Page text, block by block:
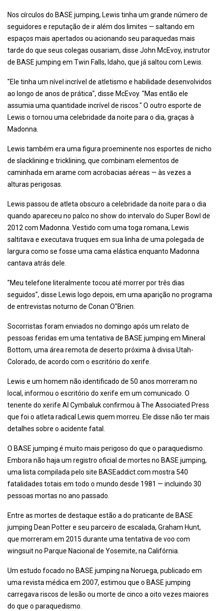
Nos círculos do BASE jumping, Lewis tinha um grande número de
seguidores e reputação de ir além dos limites — saltando em
espaços mais apertados ou acionando seu paraquedas mais
tarde do que seus colegas ousariam, disse John McEvoy, instrutor
de BASE jumping em Twin Falls, Idaho, que já saltou com Lewis.
"Ele tinha um nível incrível de atletismo e habilidade desenvolvidos
ao longo de anos de prática", disse McEvoy. "Mas então ele
assumia uma quantidade incrível de riscos." O outro esporte de
Lewis o tornou uma celebridade da noite para o dia, graças à
Madonna.
Lewis também era uma figura proeminente nos esportes de nicho
de slacklining e tricklining, que combinam elementos de
caminhada em arame com acrobacias aéreas — às vezes a
alturas perigosas.
Lewis passou de atleta obscuro a celebridade da noite para o dia
quando apareceu no palco no show do intervalo do Super Bowl de
2012 com Madonna. Vestido com uma toga romana, Lewis
saltitava e executava truques em sua linha de uma polegada de
largura como se fosse uma cama elástica enquanto Madonna
cantava atrás dele.
"Meu telefone literalmente tocou até morrer por três dias
seguidos", disse Lewis logo depois, em uma aparição no programa
de entrevistas noturno de Conan O"Brien.
Socorristas foram enviados no domingo após um relato de
pessoas feridas em uma tentativa de BASE jumping em Mineral
Bottom, uma área remota de deserto próxima à divisa Utah-
Colorado, de acordo com o escritório do xerife.
Lewis e um homem não identificado de 50 anos morreram no
local, informou o escritório do xerife em um comunicado. O
tenente do xerife Al Cymbaluk confirmou à The Associated Press
que foi o atleta radical Lewis quem morreu. Ele disse não ter mais
detalhes sobre o acidente fatal.
O BASE jumping é muito mais perigoso do que o paraquedismo.
Embora não haja um registro oficial de mortes no BASE jumping,
uma lista compilada pelo site BASEaddict.com mostra 540
fatalidades totais em todo o mundo desde 1981 — incluindo 30
pessoas mortas no ano passado.
Entre as mortes de destaque estão a do praticante de BASE
jumping Dean Potter e seu parceiro de escalada, Graham Hunt,
que morreram em 2015 durante uma tentativa de voo com
wingsuit no Parque Nacional de Yosemite, na Califórnia.
Um estudo focado no BASE jumping na Noruega, publicado em
uma revista médica em 2007, estimou que o BASE jumping
carregava riscos de lesão ou morte de cinco a oito vezes maiores
do que o paraquedismo.